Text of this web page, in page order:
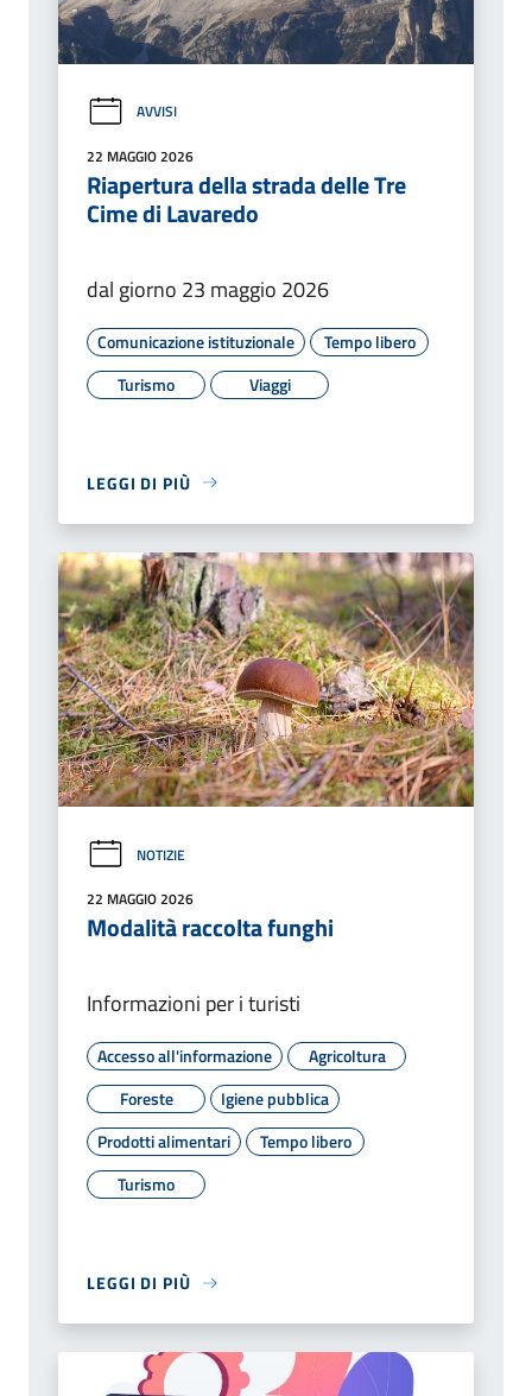
AVVISI
22 MAGGIO 2026
Riapertura della strada delle Tre
Cime di Lavaredo
dal giorno 23 maggio 2026
Comunicazione istituzionale
Tempo libero
Turismo
Viaggi
LEGGI DI PIÙ
NOTIZIE
22 MAGGIO 2026
Modalità raccolta funghi
Informazioni per i turisti
Accesso all'informazione
Agricoltura
Foreste
Igiene pubblica
Prodotti alimentari
Tempo libero
Turismo
LEGGI DI PIÙ